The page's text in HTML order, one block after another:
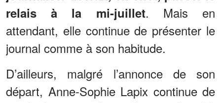
relais à la mi-juillet. Mais en
attendant, elle continue de présenter le
journal comme à son habitude.
D’ailleurs, malgré l’annonce de son
départ, Anne-Sophie Lapix continue de